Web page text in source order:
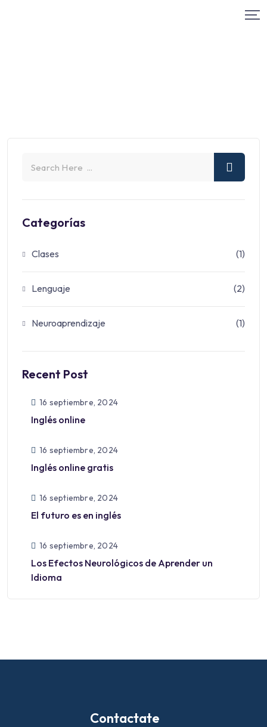
Categorías
Clases (1)
Lenguaje (2)
Neuroaprendizaje (1)
Recent Post
16 septiembre, 2024
Inglés online
16 septiembre, 2024
Inglés online gratis
16 septiembre, 2024
El futuro es en inglés
16 septiembre, 2024
Los Efectos Neurológicos de Aprender un
Idioma
Contactate